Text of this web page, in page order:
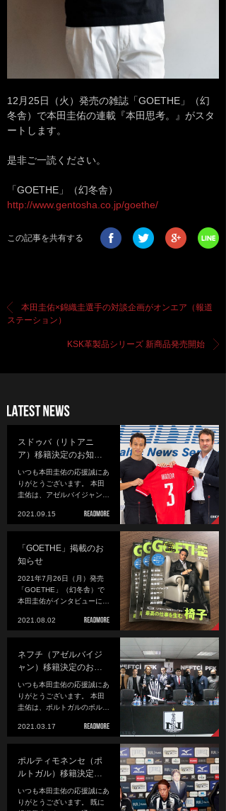
12月25日（火）発売の雑誌「GOETHE」（幻
冬舎）で本田圭佑の連載『本田思考。』がスタ
ートします。
是非ご一読ください。
「GOETHE」（幻冬舎）
http://www.gentosha.co.jp/goethe/
この記事を共有する
本田圭佑×錦織圭選手の対談企画がオンエア（報道
ステーション）
KSK革製品シリーズ 新商品発売開始
スドゥバ（リトアニ
ア）移籍決定のお知…
いつも本田圭佑の応援誠にあ
りがとうございます。 本田
圭佑は、アゼルバイジャン…
2021.09.15
「GOETHE」掲載のお
知らせ
2021年7月26日（月）発売
「GOETHE」（幻冬舎）で
本田圭佑がインタビューに…
2021.08.02
ネフチ（アゼルバイジ
ャン）移籍決定のお…
いつも本田圭佑の応援誠にあ
りがとうございます。 本田
圭佑は、ポルトガルのポル…
2021.03.17
ポルティモネンセ（ポ
ルトガル）移籍決定…
いつも本田圭佑の応援誠にあ
りがとうございます。 既に